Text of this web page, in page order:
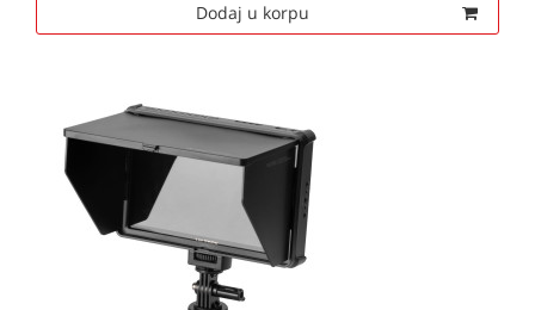
Dodaj u korpu